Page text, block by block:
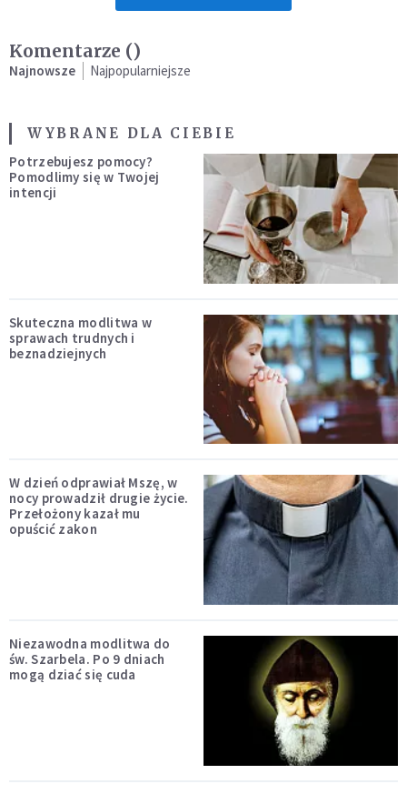
Komentarze ()
Najnowsze Najpopularniejsze
WYBRANE DLA CIEBIE
Potrzebujesz pomocy?
Pomodlimy się w Twojej
intencji
Skuteczna modlitwa w
sprawach trudnych i
beznadziejnych
W dzień odprawiał Mszę, w
nocy prowadził drugie życie.
Przełożony kazał mu
opuścić zakon
Niezawodna modlitwa do
św. Szarbela. Po 9 dniach
mogą dziać się cuda